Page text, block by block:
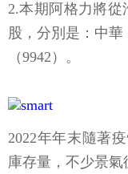
2.本期阿格力將從
股，分別是：中華
（9942）。
2022年年末隨著
庫存量，不少景氣